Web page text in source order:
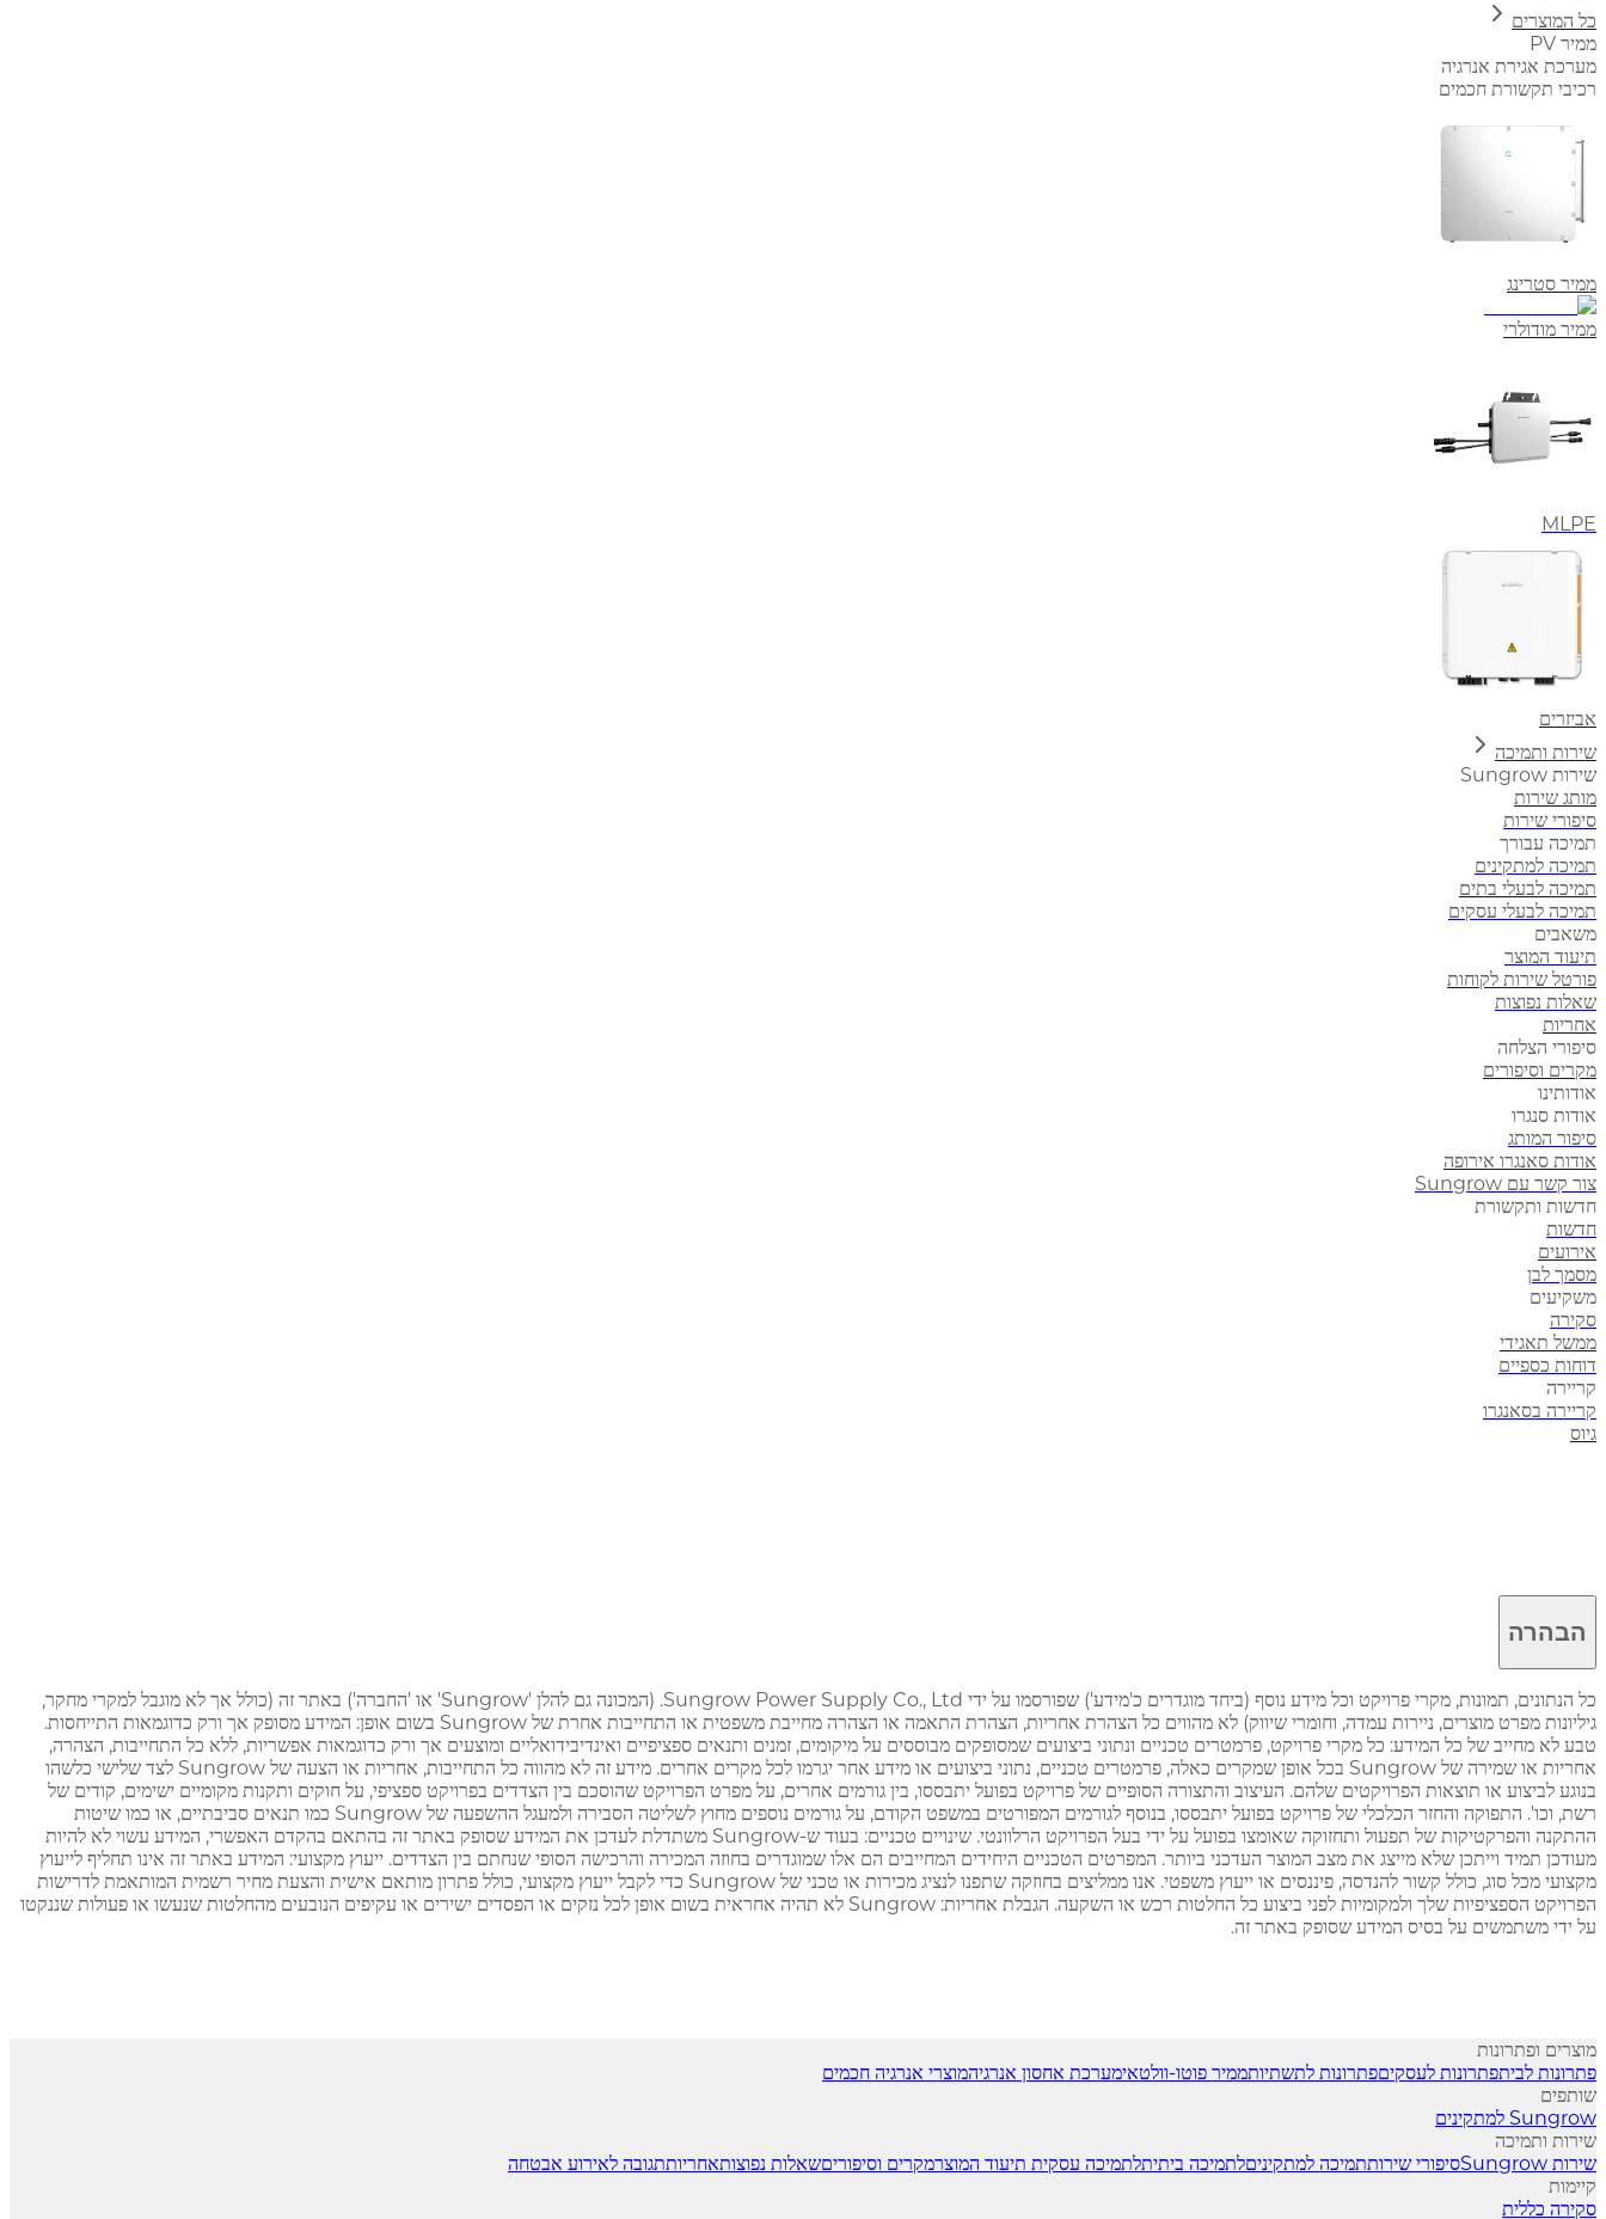
כל המוצרים
ממיר PV
מערכת אגירת אנרגיה
רכיבי תקשורת חכמים
ממיר סטרינג
ממיר מודולרי
MLPE
אביזרים
שירות ותמיכה
שירות Sungrow
מותג שירות
סיפורי שירות
תמיכה עבורך
תמיכה למתקינים
תמיכה לבעלי בתים
תמיכה לבעלי עסקים
משאבים
תיעוד המוצר
פורטל שירות לקוחות
שאלות נפוצות
אחריות
סיפורי הצלחה
מקרים וסיפורים
אודותינו
אודות סנגרו
סיפור המותג
אודות סאנגרו אירופה
צור קשר עם Sungrow
חדשות ותקשורת
חדשות
אירועים
מסמך לבן
משקיעים
סקירה
ממשל תאגידי
דוחות כספיים
קריירה
קריירה בסאנגרו
גיוס
הבהרה
כל הנתונים, תמונות, מקרי פרויקט וכל מידע נוסף (ביחד מוגדרים כ'מידע') שפורסמו על ידי Sungrow Power Supply Co., Ltd. (המכונה גם להלן 'Sungrow' או 'החברה') באתר זה (כולל אך לא מוגבל למקרי מחקר,
גיליונות מפרט מוצרים, ניירות עמדה, וחומרי שיווק) לא מהווים כל הצהרת אחריות, הצהרת התאמה או הצהרה מחייבת משפטית או התחייבות אחרת של Sungrow בשום אופן: המידע מסופק אך ורק כדוגמאות התייחסות.
טבע לא מחייב של כל המידע: כל מקרי פרויקט, פרמטרים טכניים ונתוני ביצועים שמסופקים מבוססים על מיקומים, זמנים ותנאים ספציפיים ואינדיבידואליים ומוצעים אך ורק כדוגמאות אפשריות, ללא כל התחייבות, הצהרה,
אחריות או שמירה של Sungrow בכל אופן שמקרים כאלה, פרמטרים טכניים, נתוני ביצועים או מידע אחר יגרמו לכל מקרים אחרים. מידע זה לא מהווה כל התחייבות, אחריות או הצעה של Sungrow לצד שלישי כלשהו
בנוגע לביצוע או תוצאות הפרויקטים שלהם. העיצוב והתצורה הסופיים של פרויקט בפועל יתבססו, בין גורמים אחרים, על מפרט הפרויקט שהוסכם בין הצדדים בפרויקט ספציפי, על חוקים ותקנות מקומיים ישימים, קודים של
רשת, וכו'. התפוקה והחזר הכלכלי של פרויקט בפועל יתבססו, בנוסף לגורמים המפורטים במשפט הקודם, על גורמים נוספים מחוץ לשליטה הסבירה ולמעגל ההשפעה של Sungrow כמו תנאים סביבתיים, או כמו שיטות
ההתקנה והפרקטיקות של תפעול ותחזוקה שאומצו בפועל על ידי בעל הפרויקט הרלוונטי. שינויים טכניים: בעוד ש-Sungrow משתדלת לעדכן את המידע שסופק באתר זה בהתאם בהקדם האפשרי, המידע עשוי לא להיות
מעודכן תמיד וייתכן שלא מייצג את מצב המוצר העדכני ביותר. המפרטים הטכניים היחידים המחייבים הם אלו שמוגדרים בחוזה המכירה והרכישה הסופי שנחתם בין הצדדים. ייעוץ מקצועי: המידע באתר זה אינו תחליף לייעוץ
מקצועי מכל סוג, כולל קשור להנדסה, פיננסים או ייעוץ משפטי. אנו ממליצים בחוזקה שתפנו לנציג מכירות או טכני של Sungrow כדי לקבל ייעוץ מקצועי, כולל פתרון מותאם אישית והצעת מחיר רשמית המותאמת לדרישות
הפרויקט הספציפיות שלך ולמקומיות לפני ביצוע כל החלטות רכש או השקעה. הגבלת אחריות: Sungrow לא תהיה אחראית בשום אופן לכל נזקים או הפסדים ישירים או עקיפים הנובעים מהחלטות שנעשו או פעולות שננקטו
על ידי משתמשים על בסיס המידע שסופק באתר זה.
מוצרים ופתרונות
פתרונות לביתפתרונות לעסקיםפתרונות לתשתיותממיר פוטו-וולטאימערכת אחסון אנרגיהמוצרי אנרגיה חכמים
שותפים
Sungrow למתקינים
שירות ותמיכה
שירות Sungrow
סיפורי שירותתמיכה למתקיניםלתמיכה ביתיתלתמיכה עסקית תיעוד המוצרמקרים וסיפוריםשאלות נפוצותאחריותתגובה לאירוע אבטחה
קיימות
סקירה כללית